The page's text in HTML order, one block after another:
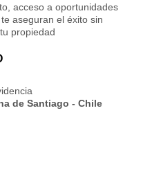
acceso a oportunidades
aseguran el éxito sin
propiedad
de Santiago - Chile